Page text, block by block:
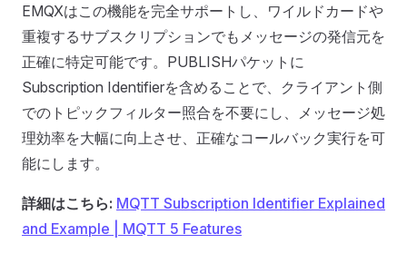
EMQXはこの機能を完全サポートし、ワイルドカードや
重複するサブスクリプションでもメッセージの発信元を
正確に特定可能です。PUBLISHパケットに
Subscription Identifierを含めることで、クライアント側
でのトピックフィルター照合を不要にし、メッセージ処
理効率を大幅に向上させ、正確なコールバック実行を可
能にします。
詳細はこちら: MQTT Subscription Identifier Explained
and Example | MQTT 5 Features